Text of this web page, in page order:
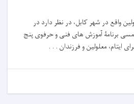
واقع در شهر کابل، در نظر دارد در
برنامۀ آموزش های فنی و حرفوی پنج
ایتام، معلولین و فرزندان . . .